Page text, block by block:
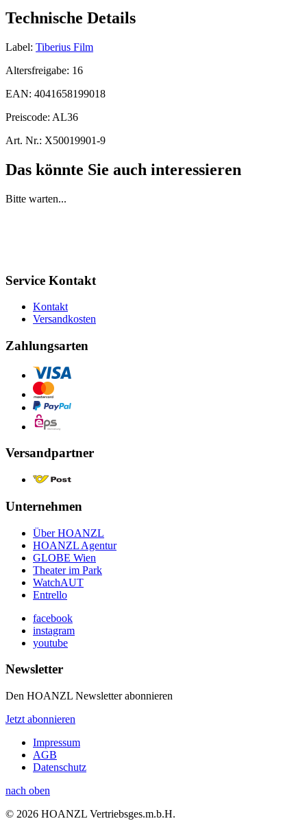
Technische Details
Label: Tiberius Film
Altersfreigabe: 16
EAN: 4041658199018
Preiscode: AL36
Art. Nr.: X50019901-9
Das könnte Sie auch interessieren
Bitte warten...
Service Kontakt
Kontakt
Versandkosten
Zahlungsarten
Versandpartner
Unternehmen
Über HOANZL
HOANZL Agentur
GLOBE Wien
Theater im Park
WatchAUT
Entrello
facebook
instagram
youtube
Newsletter
Den HOANZL Newsletter abonnieren
Jetzt abonnieren
Impressum
AGB
Datenschutz
nach oben
© 2026 HOANZL Vertriebsges.m.b.H.